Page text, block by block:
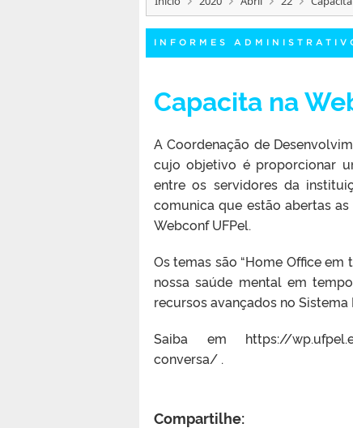
INFORMES
Capacita na
A Coordenação de
cujo objetivo é proporcionar
entre os servidores da
comunica que estão abertas
Webconf UFPel.
Os temas são “Home Office em
nossa saúde mental em
recursos avançados no
Saiba em https://
conversa/ .
Compartilhe: